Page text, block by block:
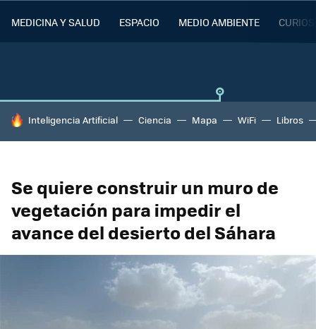
MEDICINA Y SALUD ESPACIO MEDIO AMBIENTE
HOY SE HABLA DE
Inteligencia Artificial Ciencia Mapa WiFi Libros
Se quiere construir un muro de
vegetación para impedir el
avance del desierto del Sáhara